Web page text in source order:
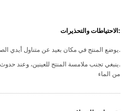
:الاحتياطات والتحذيرات
.يوضع المنتج في مكان بعيد عن متناول أيدي
.ينبغي تجنب ملامسة المنتج للعينين، وعند
من الماء